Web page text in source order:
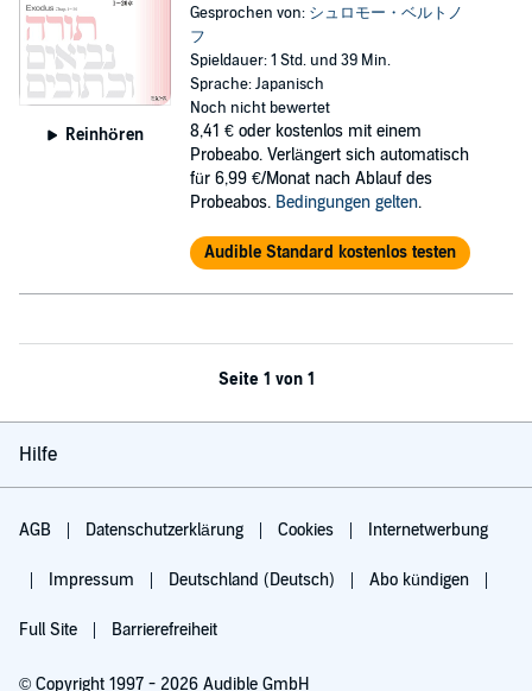
Reinhören
Gesprochen von: シュロモー・ベルトノ
フ
Spieldauer: 1 Std. und 39 Min.
Sprache: Japanisch
Noch nicht bewertet
8,41 € oder kostenlos mit einem
Probeabo. Verlängert sich automatisch
für 6,99 €/Monat nach Ablauf des
Probeabos. Bedingungen gelten.
Audible Standard kostenlos testen
Seite 1 von 1
Hilfe
AGB Datenschutzerklärung Cookies Internetwerbung
Impressum Deutschland (Deutsch) Abo kündigen
Full Site Barrierefreiheit
© Copyright 1997 - 2026 Audible GmbH